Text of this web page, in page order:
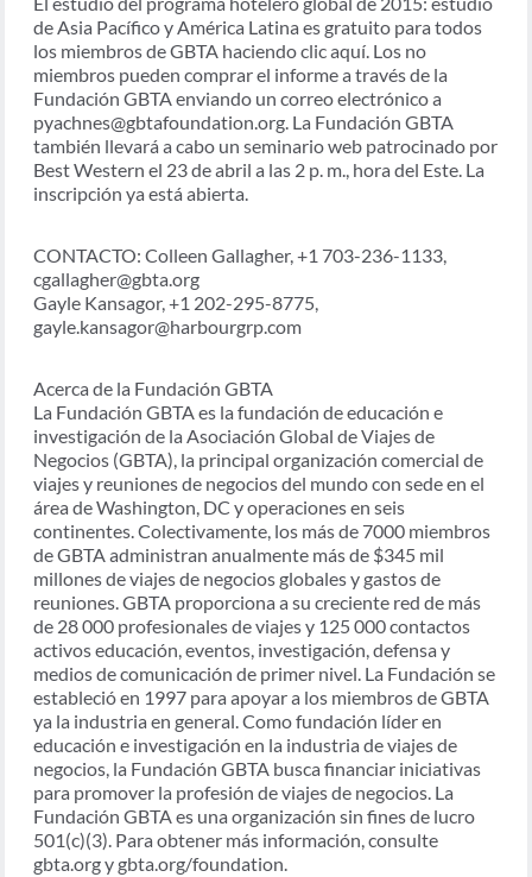
de Asia Pacífico y América Latina es gratuito para todos
los miembros de GBTA haciendo clic aquí. Los no
miembros pueden comprar el informe a través de la
Fundación GBTA enviando un correo electrónico a
pyachnes@gbtafoundation.org. La Fundación GBTA
también llevará a cabo un seminario web patrocinado por
Best Western el 23 de abril a las 2 p. m., hora del Este. La
inscripción ya está abierta.
CONTACTO: Colleen Gallagher, +1 703-236-1133,
cgallagher@gbta.org
Gayle Kansagor, +1 202-295-8775,
gayle.kansagor@harbourgrp.com
Acerca de la Fundación GBTA
La Fundación GBTA es la fundación de educación e
investigación de la Asociación Global de Viajes de
Negocios (GBTA), la principal organización comercial de
viajes y reuniones de negocios del mundo con sede en el
área de Washington, DC y operaciones en seis
continentes. Colectivamente, los más de 7000 miembros
de GBTA administran anualmente más de $345 mil
millones de viajes de negocios globales y gastos de
reuniones. GBTA proporciona a su creciente red de más
de 28 000 profesionales de viajes y 125 000 contactos
activos educación, eventos, investigación, defensa y
medios de comunicación de primer nivel. La Fundación se
estableció en 1997 para apoyar a los miembros de GBTA
ya la industria en general. Como fundación líder en
educación e investigación en la industria de viajes de
negocios, la Fundación GBTA busca financiar iniciativas
para promover la profesión de viajes de negocios. La
Fundación GBTA es una organización sin fines de lucro
501(c)(3). Para obtener más información, consulte
gbta.org y gbta.org/foundation.